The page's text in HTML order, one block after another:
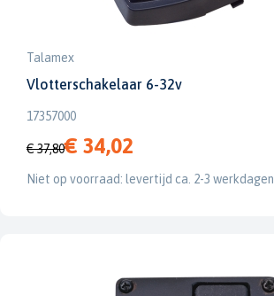
Talamex
Vlotterschakelaar 6-32v
17357000
€ 37,80€ 34,02
Niet op voorraad: levertijd ca. 2-3 werkdagen